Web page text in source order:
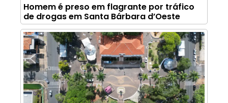
Homem é preso em flagrante por tráfico
de drogas em Santa Bárbara d’Oeste